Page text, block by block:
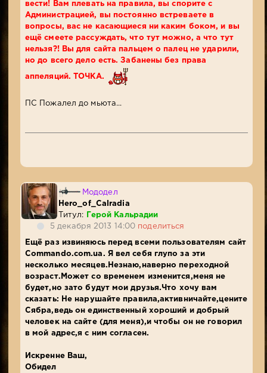
вести! Вам плевать на правила, вы спорите с
Администрацией, вы постоянно встреваете в
вопросы, вас не касающиеся ни каким боком, и вы
ещё смеете рассуждать, что тут можно, а что тут
нельзя?! Вы для сайта пальцем о палец не ударили,
но до всего дело есть. Забанены без права
аппеляций. ТОЧКА.
ПС Пожалел до мьюта...
Мододел
Hero_of_Calradia
Титул:
Герой Кальрадии
5 декабря 2013 14:00 поделиться
Ещё раз извиняюсь перед всеми пользователям сайт
Commando.com.ua. Я вел себя глупо за эти
несколько месяцев.Незнаю,наверно переходной
возраст.Может со временем изменится,меня не
будет,но зато будут мои друзья.Что хочу вам
сказать: Не нарушайте правила,активничайте,цените
Сябра,ведь он единственный хороший и добрый
человек на сайте (для меня),и чтобы он не говорил
в мой адрес,я с ним согласен.
Искренне Ваш,
Обидел